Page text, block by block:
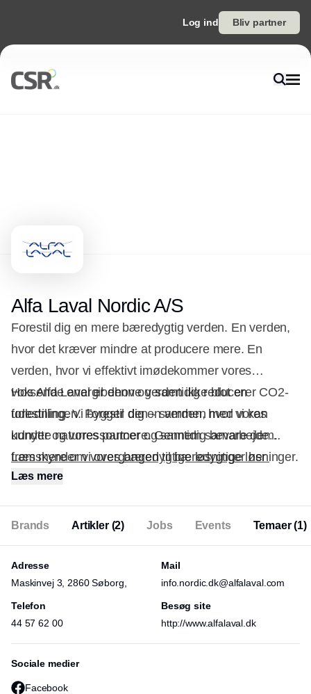
Log ind Bliv partner
Alfa Laval Nordic A/S
Forestil dig en mere bæredygtig verden. En verden,
hvor det kræver mindre at producere mere. En
verden, hvor vi effektivt imødekommer vores
voksende energibehov og samtidig reducerer CO2-
udledningen. Forestil dig en verden, hvor vi kan
udnytte naturressourcer og samtidig bevare dem.
Hos Alfa Laval er denne verden ikke blot en
forestilling. Vi bygger den - sammen med vores
kunder og vores partnere. Gennem samarbejde
fremskynder vi overgangen til bæredygtige løsninger.
Det handler om 'Advancing better' – for din
planet.
Læs mere om vores bæredygtige løsninger her
Læs mere
Brands Artikler (2) Jobs Events Temaer(1)
Adresse
Maskinvej 3, 2860 Søborg,
Mail
info.nordic.dk@alfalaval.com
Telefon
44 57 62 00
Besøg site
http://www.alfalaval.dk
Sociale medier
Facebook